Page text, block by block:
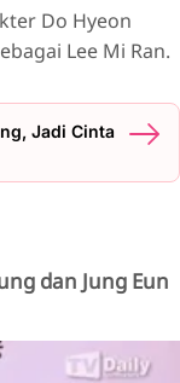
Do Hyeon
Lee Mi Ran.
Jadi Cinta
dan Jung Eun